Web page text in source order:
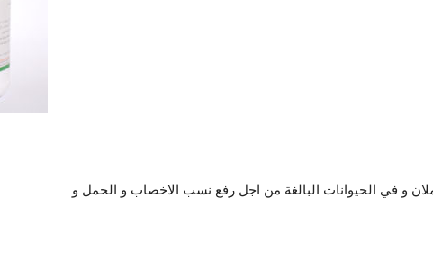
و في الحيوانات البالغة من اجل رفع نسب الاخصاب و الحمل و